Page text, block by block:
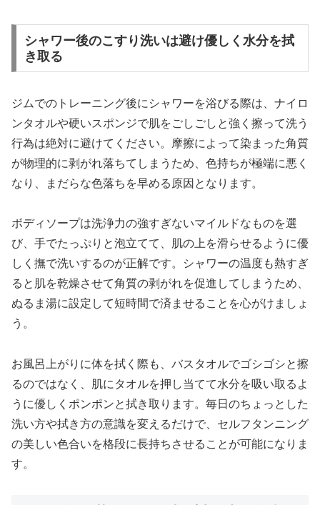
シャワー後のこすり洗いは避け優しく水分を拭
き取る
ジムでのトレーニング後にシャワーを浴びる際は、ナイロ
ンタオルや硬いスポンジで肌をごしごしと強く擦って洗う
行為は絶対に避けてください。摩擦によって染まった角質
が物理的に剥がれ落ちてしまうため、色持ちが極端に悪く
なり、まだらな色落ちを早める原因となります。
ボディソープは洗浄力の強すぎないマイルドなものを選
び、手でたっぷりと泡立てて、肌の上を滑らせるように優
しく撫で洗いするのが正解です。シャワーの温度も熱すぎ
ると肌を乾燥させて角質の剥がれを促進してしまうため、
ぬるま湯に設定して短時間で済ませることを心がけましょ
う。
お風呂上がりに体を拭く際も、バスタオルでゴシゴシと擦
るのではなく、肌にタオルを押し当てて水分を吸い取るよ
うに優しくポンポンと拭き取ります。毎日のちょっとした
洗い方や拭き方の意識を変えるだけで、セルフタンニング
の美しい色合いを格段に長持ちさせることが可能になりま
す。